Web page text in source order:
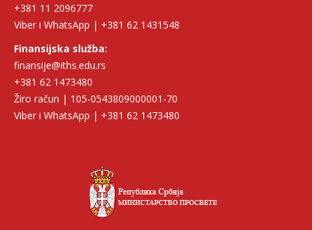
+381 11 2096777
Viber i WhatsApp | +381 62 1431548
Finansijska služba:
finansije@iths.edu.rs
+381 62 1473480
Žiro račun | 105-0543809000001-70
Viber i WhatsApp | +381 62 1473480